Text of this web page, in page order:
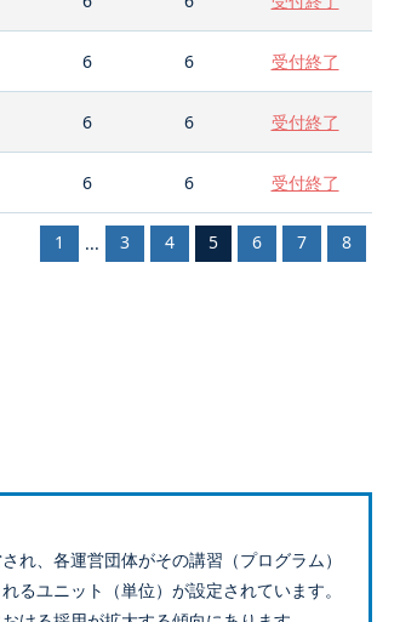
6 6 受付終了
6 6 受付終了
6 6 受付終了
1 ... 3 4 5 6 7 8
れ、各運営団体がその講習（プログラム）
ユニット（単位）が設定されています。